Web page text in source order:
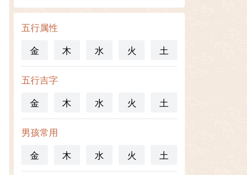
五行属性
金
木 水 火 土
五行吉字
金
木 水 火 土
男孩常用
金
木 水 火 土